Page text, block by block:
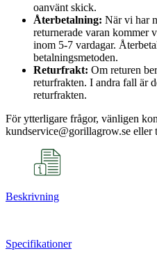
oanvänt skick.
Återbetalning: När vi har
returnerade varan kommer
inom 5-7 vardagar.
betalningsmetoden.
Returfrakt: Om returen
returfrakten. I andra fall är
returfrakten.
För ytterligare frågor, vänligen
kundservice@gorillagrow.se eller
Beskrivning
Specifikationer